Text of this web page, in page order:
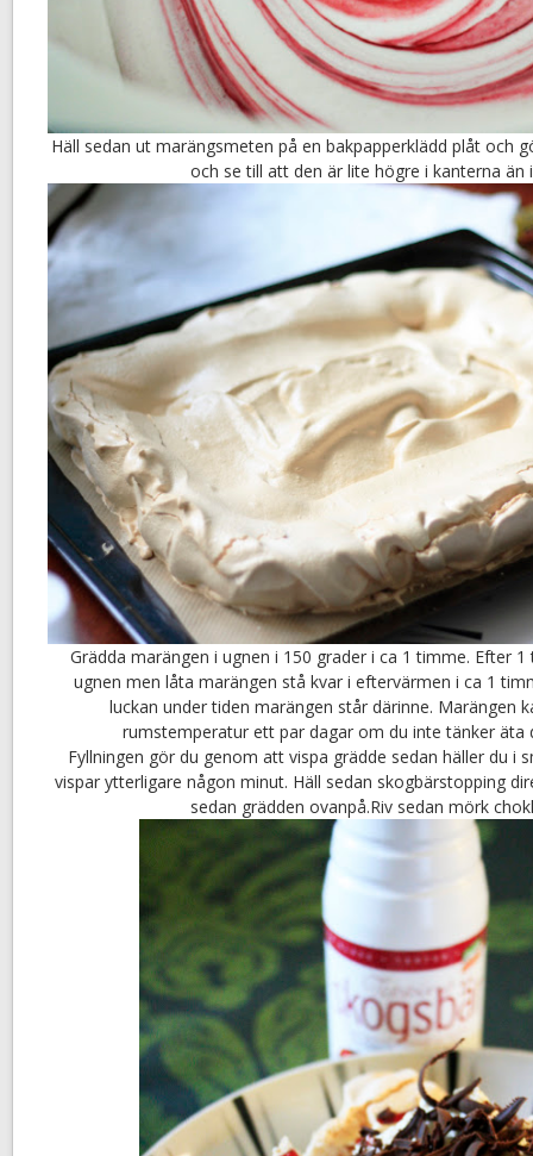
Häll sedan ut marängsmeten på en bakpapperklädd plåt och
och se till att den är lite högre i kanterna
Grädda marängen i ugnen i 150 grader i ca 1 timme. Efter
ugnen men låta marängen stå kvar i eftervärmen i ca 1
luckan under tiden marängen står därinne. Marängen
rumstemperatur ett par dagar om du inte tänker äta
Fyllningen gör du genom att vispa grädde sedan häller du i
vispar ytterligare någon minut. Häll sedan skogbärstopping
sedan grädden ovanpå.Riv sedan mörk